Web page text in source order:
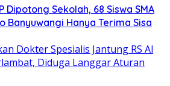
Dipotong Sekolah, 68 Siswa SMA
Banyuwangi Hanya Terima Sisa